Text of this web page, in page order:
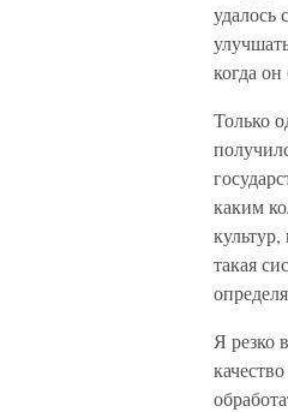
удалось
когда
Только
каким
такая
Я резко